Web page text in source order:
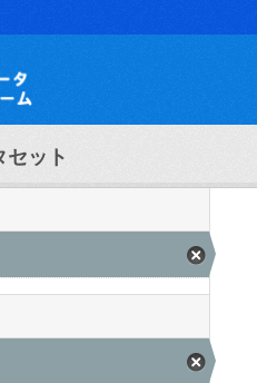
セット